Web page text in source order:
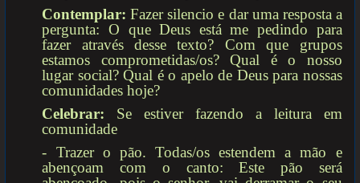
Contemplar: Fazer silencio e dar uma resposta a
pergunta: O que Deus está me pedindo para
fazer através desse texto? Com que grupos
estamos comprometidas/os? Qual é o nosso
lugar social? Qual é o apelo de Deus para nossas
comunidades hoje?
Celebrar: Se estiver fazendo a leitura em
comunidade
- Trazer o pão. Todas/os estendem a mão e
abençoam com o canto: Este pão será